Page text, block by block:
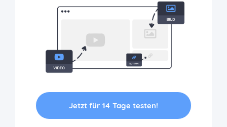
Jetzt für 14 Tage testen!